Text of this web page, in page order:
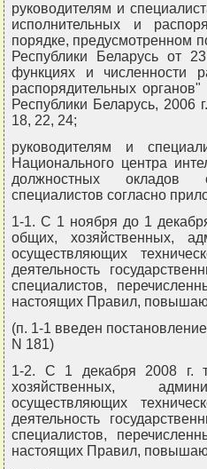
руководителям и
исполнительных и
порядке, предусмотренном
Республики Беларусь от
функциях и численности
распорядительных
Республики Беларусь, 2006
18, 22, 24;
руководителям и
Национального центра
должностных окладов
специалистов согласно
1-1. С 1 ноября до 1
общих, хозяйственных,
осуществляющих
деятельность
специалистов,
настоящих Правил,
(п. 1-1 введен
N 181)
1-2. С 1 декабря 2008 г.
хозяйственных,
осуществляющих
деятельность
специалистов,
настоящих Правил,